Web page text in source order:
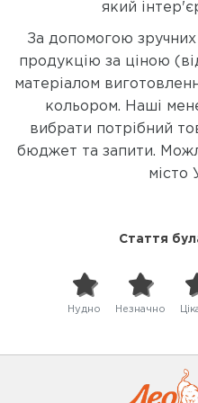
який
За допомогою
продукцію за ціною
матеріалом
кольором. Наші
вибрати потрібний
бюджет та запити.
місто
Стаття
Нудно Незначно